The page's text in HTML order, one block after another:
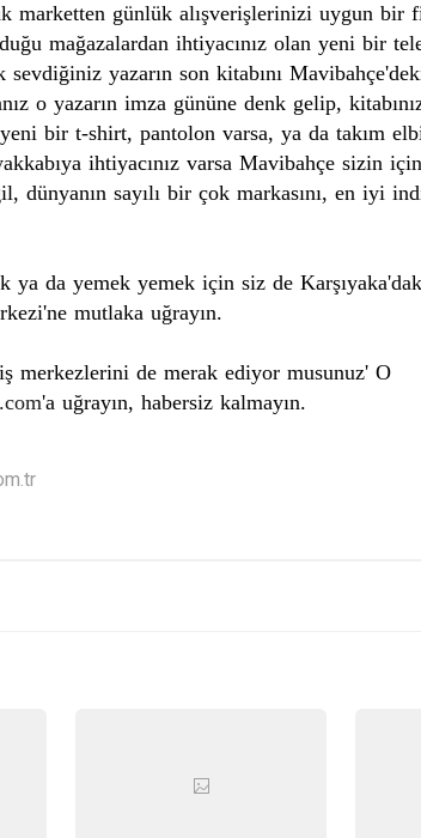
marketten günlük alışverişlerinizi uygun bir
mağazalardan ihtiyacınız olan yeni bir
yazarın son kitabını
o yazarın imza gününe denk gelip,
bir t-shirt, pantolon varsa, ya da takım
ihtiyacınız varsa Mavibahçe sizin
dünyanın sayılı bir çok markasını, en iyi
ya da yemek yemek için siz de
mutlaka uğrayın.
merkezlerini de merak ediyor musunuz' O
'a uğrayın, habersiz kalmayın.